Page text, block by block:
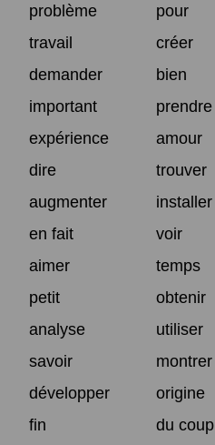
problème
pour
travail
créer
demander
bien
important
prendre
expérience
amour
dire
trouver
augmenter
installer
en fait
voir
aimer
temps
petit
obtenir
analyse
utiliser
savoir
montrer
développer
origine
fin
du coup